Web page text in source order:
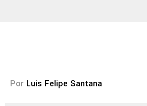
Por Luis Felipe Santana